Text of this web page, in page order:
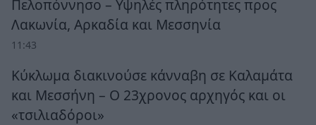
Πελοπόννησο – Υψηλές πληρότητες προς
Λακωνία, Αρκαδία και Μεσσηνία
11:43
Κύκλωμα διακινούσε κάνναβη σε Καλαμάτα
και Μεσσήνη – Ο 23χρονος αρχηγός και οι
«τσιλιαδόροι»